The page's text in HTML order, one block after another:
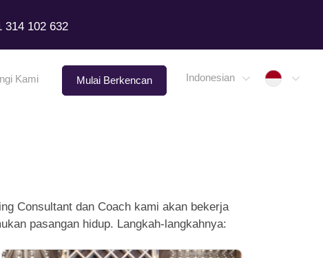
314 102 632
Kami Mulai Berkencan Indonesian
Consultant dan Coach kami akan bekerja
pasangan hidup. Langkah-langkahnya: